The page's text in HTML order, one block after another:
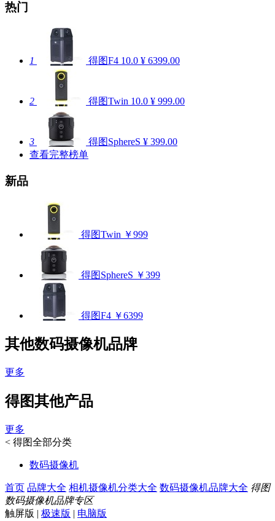
热门
1 得图F4 10.0 ¥ 6399.00
2 得图Twin 10.0 ¥ 999.00
3 得图SphereS ¥ 399.00
查看完整榜单
新品
得图Twin ￥999
得图SphereS ￥399
得图F4 ￥6399
其他数码摄像机品牌
更多
得图其他产品
更多
< 得图全部分类
数码摄像机
首页 品牌大全 相机摄像机分类大全 数码摄像机品牌大全 得图
数码摄像机品牌专区
触屏版 | 极速版 | 电脑版